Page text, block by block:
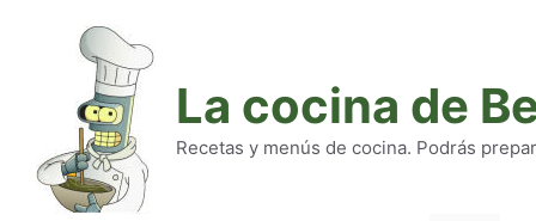
La cocina de
Recetas y menús de cocina. Podrás